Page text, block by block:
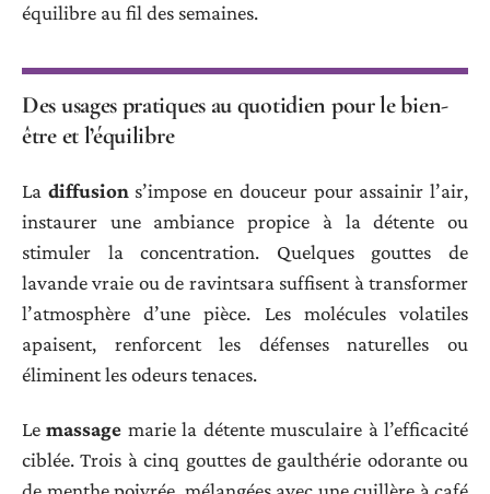
équilibre au fil des semaines.
Des usages pratiques au quotidien pour le bien-
être et l’équilibre
La diffusion s’impose en douceur pour assainir l’air,
instaurer une ambiance propice à la détente ou
stimuler la concentration. Quelques gouttes de
lavande vraie ou de ravintsara suffisent à transformer
l’atmosphère d’une pièce. Les molécules volatiles
apaisent, renforcent les défenses naturelles ou
éliminent les odeurs tenaces.
Lemassage marie la détente musculaire à l’efficacité
ciblée. Trois à cinq gouttes de gaulthérie odorante ou